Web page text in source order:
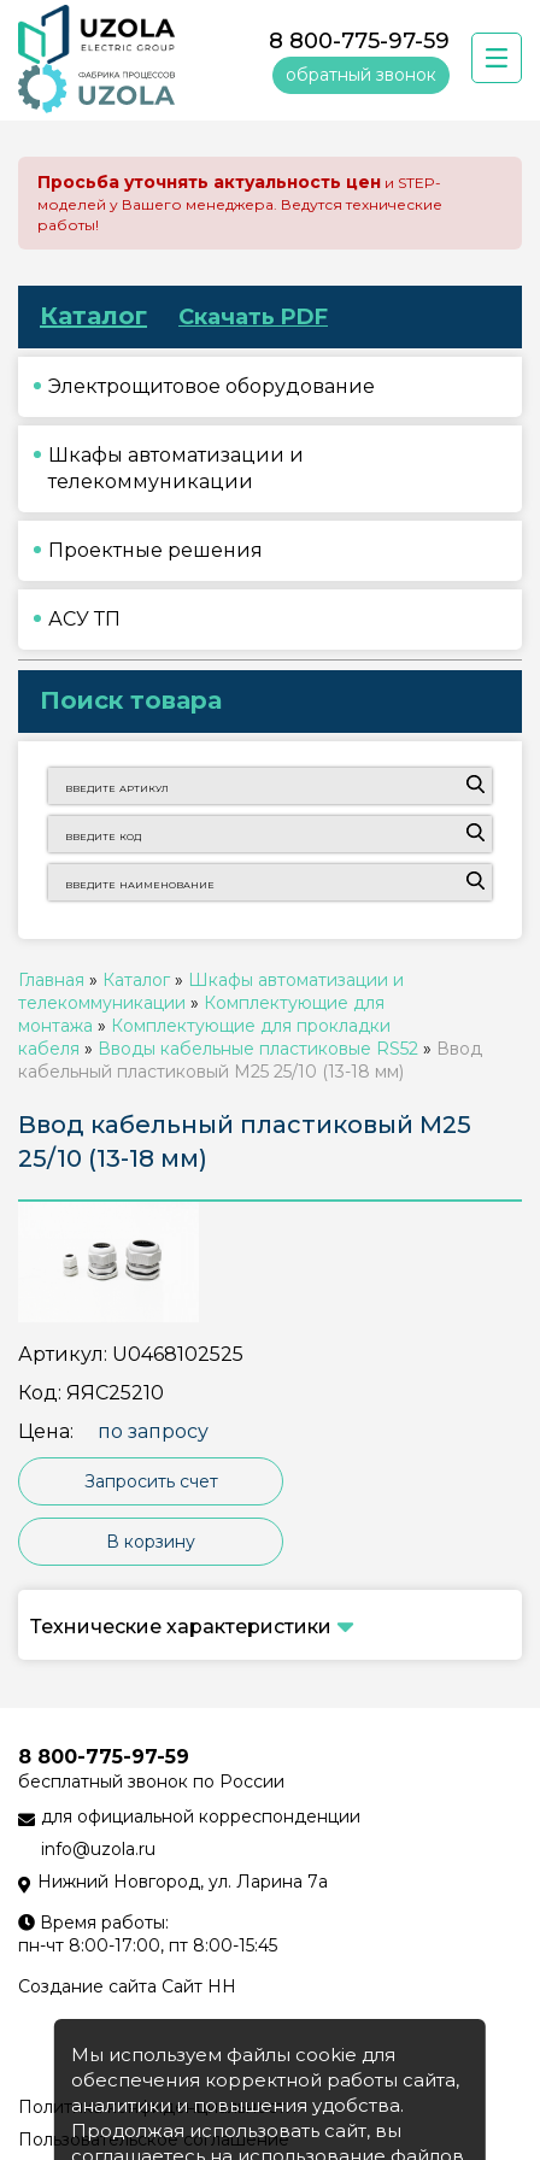
8 800-775-97-59
обратный звонок
Просьба уточнять актуальность цен и STEP-
моделей у Вашего менеджера. Ведутся технические
работы!
Каталог Скачать PDF
Электрощитовое оборудование
Шкафы автоматизации и
телекоммуникации
Проектные решения
АСУ ТП
Поиск товара
Главная » Каталог » Шкафы автоматизации и
телекоммуникации » Комплектующие для
монтажа » Комплектующие для прокладки
кабеля » Вводы кабельные пластиковые RS52 » Ввод
кабельный пластиковый M25 25/10 (13-18 мм)
Ввод кабельный пластиковый M25
25/10 (13-18 мм)
Артикул: U0468102525
Код: ЯЯС25210
Цена:
по запросу
Запросить счет
В корзину
Технические характеристики
Политика конфиденциальности
Пользовательское соглашение
8 800-775-97-59
бесплатный звонок по России
для официальной корреспонденции
info@uzola.ru
Нижний Новгород, ул. Ларина 7а
Время работы:
пн-чт 8:00-17:00, пт 8:00-15:45
Создание сайта Сайт НН
Мы используем файлы cookie для
обеспечения корректной работы сайта,
аналитики и повышения удобства.
Продолжая использовать сайт, вы